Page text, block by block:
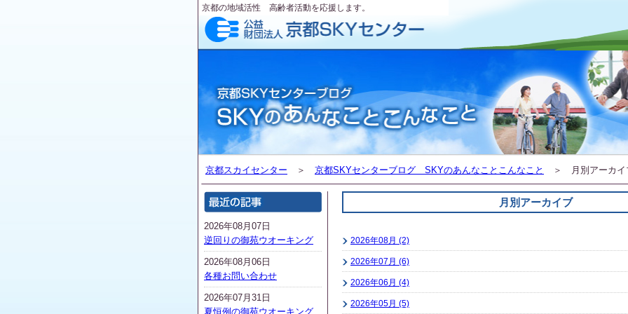
京都の地域活性 高齢者活動を応援します。
京都スカイセンター ＞ 京都SKYセンターブログ SKYのあんなことこんなこと ＞ 月別アーカイ
2026年08月07日
逆回りの御苑ウオーキング
2026年08月06日
各種お問い合わせ
2026年07月31日
夏恒例の御苑ウオーキング
月別アーカイブ
2026年08月 (2)
2026年07月 (6)
2026年06月 (4)
2026年05月 (5)